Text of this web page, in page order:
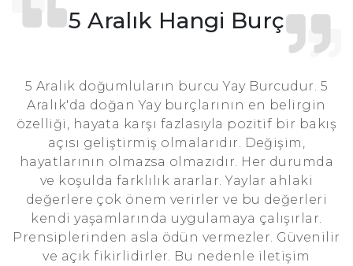
5 Aralık Hangi Burç
5 Aralık doğumluların burcu Yay Burcudur. 5
Aralık'da doğan Yay burçlarının en belirgin
özelliği, hayata karşı fazlasıyla pozitif bir bakış
açısı geliştirmiş olmalarıdır. Değişim,
hayatlarının olmazsa olmazıdır. Her durumda
ve koşulda farklılık ararlar. Yaylar ahlaki
değerlere çok önem verirler ve bu değerleri
kendi yaşamlarında uygulamaya çalışırlar.
Prensiplerinden asla ödün vermezler. Güvenilir
ve açık fikirlidirler. Bu nedenle iletişim